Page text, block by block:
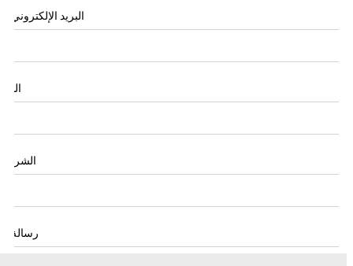
البريد الإلكتروني
البلد
الشركة
رسالة